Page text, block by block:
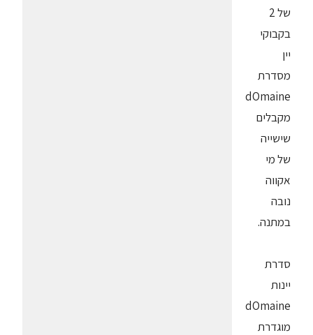
של 2
בקבוקי
יין
מסדרת
dOmaine
מקבלים
שישייה
של מי
אקווה
נובה
במתנה.
סדרת
יינות
dOmaine
מוגדרת